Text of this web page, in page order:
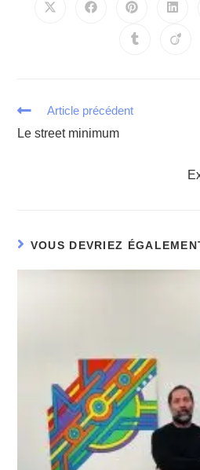
Article précédent
Le street minimum
VOUS DEVRIEZ